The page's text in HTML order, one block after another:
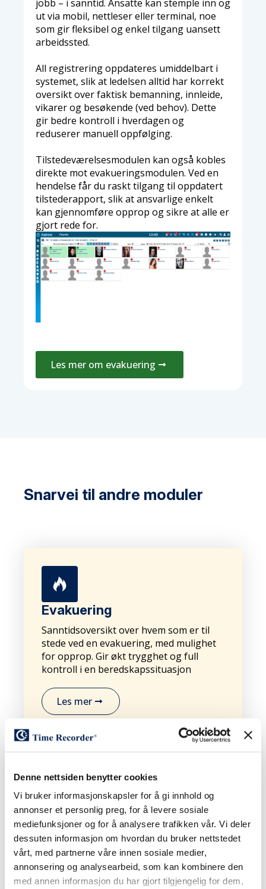
Denne nettsiden benytter cookies
Vi bruker informasjonskapsler for å gi innhold og
annonser et personlig preg, for å levere sosiale
mediefunksjoner og for å analysere trafikken vår. Vi deler
dessuten informasjon om hvordan du bruker nettstedet
vårt, med partnerne våre innen sosiale medier,
annonsering og analysearbeid, som kan kombinere den
med annen informasjon du har gjort tilgjengelig for dem,
jobb – i sanntid. Ansatte kan stemple inn og
ut via mobil, nettleser eller terminal, noe
som gir fleksibel og enkel tilgang uansett
arbeidssted.
All registrering oppdateres umiddelbart i
systemet, slik at ledelsen alltid har korrekt
oversikt over faktisk bemanning, innleide,
vikarer og besøkende (ved behov). Dette
gir bedre kontroll i hverdagen og
reduserer manuell oppfølging.
Tilstedeværelsesmodulen kan også kobles
direkte mot evakueringsmodulen. Ved en
hendelse får du raskt tilgang til oppdatert
tilstederapport, slik at ansvarlige enkelt
kan gjennomføre opprop og sikre at alle er
gjort rede for.
Les mer om evakuering
Snarvei til andre moduler
Evakuering
Sanntidsoversikt over hvem som er til
stede ved en evakuering, med mulighet
for opprop. Gir økt trygghet og full
kontroll i en beredskapssituasjon
Les mer
Besøksregistrering
Enkel og effektiv registrering av
besøkende via QR-kode, nettbrett eller
terminal. Gir full oversikt over hvem som
er på stedet